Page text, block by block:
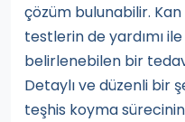
çözüm bulunabilir.
testlerin de yardımı
belirlenebilen bir
Detaylı ve düzenli bir
teşhis koyma